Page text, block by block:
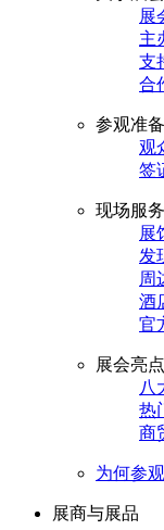
展
主
支
合
参观准备
观
签
现场服务
展
发
周
酒
官
展会亮点
八
热
商
为何参观
展商与展品